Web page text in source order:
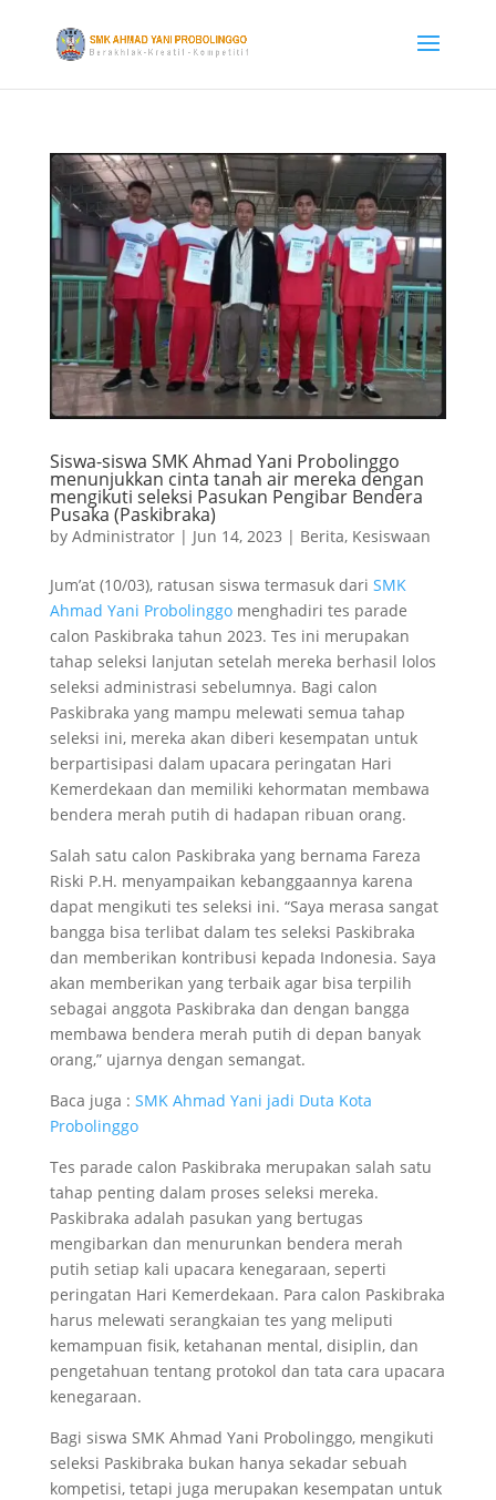
Siswa-siswa SMK Ahmad Yani Probolinggo
menunjukkan cinta tanah air mereka dengan
mengikuti seleksi Pasukan Pengibar Bendera
Pusaka (Paskibraka)
by Administrator| Jun 14, 2023 | Berita, Kesiswaan
Jum’at (10/03), ratusan siswa termasuk dari SMK
Ahmad Yani Probolinggomenghadiri tes parade
calon Paskibraka tahun 2023. Tes ini merupakan
tahap seleksi lanjutan setelah mereka berhasil lolos
seleksi administrasi sebelumnya. Bagi calon
Paskibraka yang mampu melewati semua tahap
seleksi ini, mereka akan diberi kesempatan untuk
berpartisipasi dalam upacara peringatan Hari
Kemerdekaan dan memiliki kehormatan membawa
bendera merah putih di hadapan ribuan orang.
Salah satu calon Paskibraka yang bernama Fareza
Riski P.H. menyampaikan kebanggaannya karena
dapat mengikuti tes seleksi ini. “Saya merasa sangat
bangga bisa terlibat dalam tes seleksi Paskibraka
dan memberikan kontribusi kepada Indonesia. Saya
akan memberikan yang terbaik agar bisa terpilih
sebagai anggota Paskibraka dan dengan bangga
membawa bendera merah putih di depan banyak
orang,” ujarnya dengan semangat.
Baca juga : SMK Ahmad Yani jadi Duta Kota
Probolinggo
Tes parade calon Paskibraka merupakan salah satu
tahap penting dalam proses seleksi mereka.
Paskibraka adalah pasukan yang bertugas
mengibarkan dan menurunkan bendera merah
putih setiap kali upacara kenegaraan, seperti
peringatan Hari Kemerdekaan. Para calon Paskibraka
harus melewati serangkaian tes yang meliputi
kemampuan fisik, ketahanan mental, disiplin, dan
pengetahuan tentang protokol dan tata cara upacara
kenegaraan.
Bagi siswa SMK Ahmad Yani Probolinggo, mengikuti
seleksi Paskibraka bukan hanya sekadar sebuah
kompetisi, tetapi juga merupakan kesempatan untuk